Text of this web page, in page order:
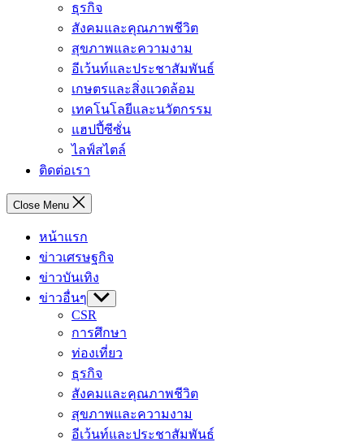
ธุรกิจ
สังคมและคุณภาพชีวิต
สุขภาพและความงาม
อีเว้นท์และประชาสัมพันธ์
เกษตรและสิ่งแวดล้อม
เทคโนโลยีและนวัตกรรม
แฮปปี้ซีซั่น
ไลฟ์สไตล์
ติดต่อเรา
Close Menu
หน้าแรก
ข่าวเศรษฐกิจ
ข่าวบันเทิง
ข่าวอื่นๆ Show
sub
menu
CSR
การศึกษา
ท่องเที่ยว
ธุรกิจ
สังคมและคุณภาพชีวิต
สุขภาพและความงาม
อีเว้นท์และประชาสัมพันธ์